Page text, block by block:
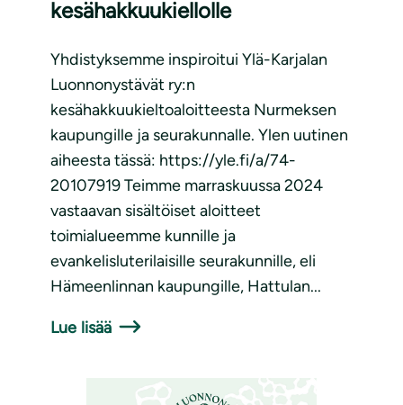
kesähakkuukiellolle
Yhdistyksemme inspiroitui Ylä-Karjalan
Luonnonystävät ry:n
kesähakkuukieltoaloitteesta Nurmeksen
kaupungille ja seurakunnalle. Ylen uutinen
aiheesta tässä: https://yle.fi/a/74-
20107919 Teimme marraskuussa 2024
vastaavan sisältöiset aloitteet
toimialueemme kunnille ja
evankelisluterilaisille seurakunnille, eli
Hämeenlinnan kaupungille, Hattulan...
Lue lisää